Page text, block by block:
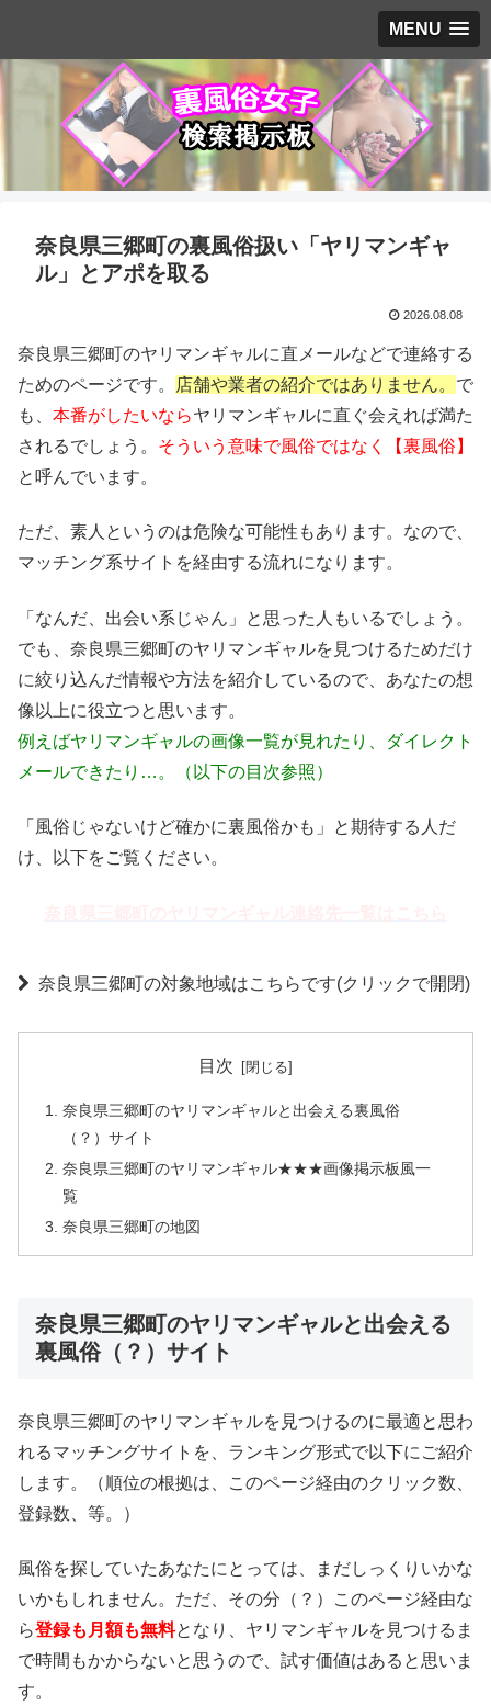
MENU
奈良県三郷町の裏風俗扱い「ヤリマンギャ
ル」とアポを取る
2026.08.08
奈良県三郷町のヤリマンギャルに直メールなどで連絡する
ためのページです。
店舗や業者の紹介ではありません。 で
も、 本番がしたいならヤリマンギャルに直ぐ会えれば満た
されるでしょう。 そういう意味で風俗ではなく【裏風俗】
と呼んでいます。
ただ、素人というのは危険な可能性もあります。なので、
マッチング系サイトを経由する流れになります。
「なんだ、出会い系じゃん」と思った人もいるでしょう。
でも、奈良県三郷町のヤリマンギャルを見つけるためだけ
に絞り込んだ情報や方法を紹介しているので、あなたの想
像以上に役立つと思います。
例えばヤリマンギャルの画像一覧が見れたり、ダイレクト
メールできたり…。（以下の目次参照）
「風俗じゃないけど確かに裏風俗かも」と期待する人だ
け、以下をご覧ください。
奈良県三郷町の対象地域はこちらです(クリックで開閉)
目次
奈良県三郷町のヤリマンギャルと出会える裏風俗
（？）サイト
奈良県三郷町のヤリマンギャル★★★画像掲示板風一
覧
奈良県三郷町の地図
奈良県三郷町のヤリマンギャルと出会える
裏風俗（？）サイト
奈良県三郷町のヤリマンギャルを見つけるのに最適と思わ
れるマッチングサイトを、ランキング形式で以下にご紹介
します。（順位の根拠は、このページ経由のクリック数、
登録数、等。）
風俗を探していたあなたにとっては、まだしっくりいかな
いかもしれません。ただ、その分（？）このページ経由な
ら登録も月額も無料となり、ヤリマンギャルを見つけるま
で時間もかからないと思うので、試す価値はあると思いま
す。